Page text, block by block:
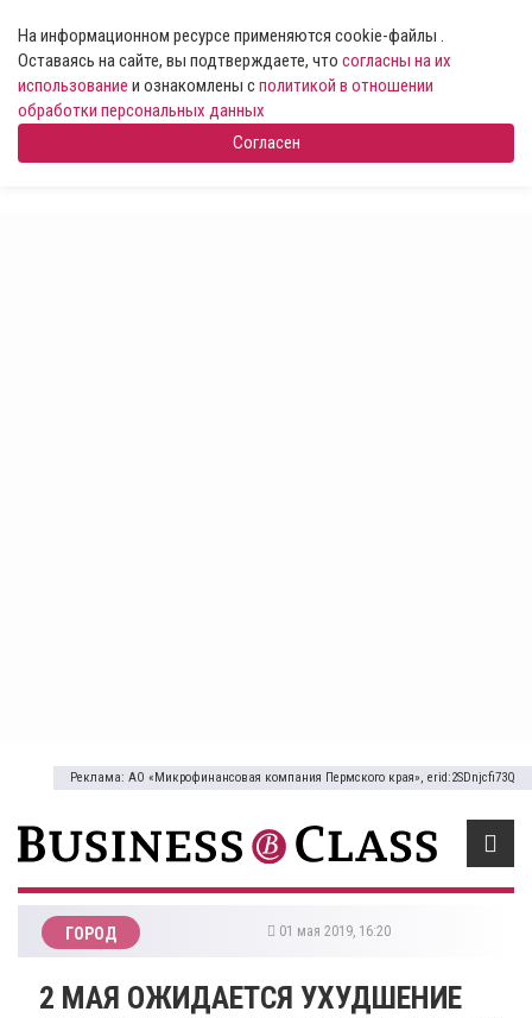
На информационном ресурсе применяются cookie-файлы .
Оставаясь на сайте, вы подтверждаете, что согласны на их
использование и ознакомлены сполитикой в отношении
обработки персональных данных
Согласен
Реклама: АО «Микрофинансовая компания Пермского края», erid:2SDnjcfi73Q
ГОРОД 01 мая 2019, 16:20
2 МАЯ ОЖИДАЕТСЯ УХУДШЕНИЕ